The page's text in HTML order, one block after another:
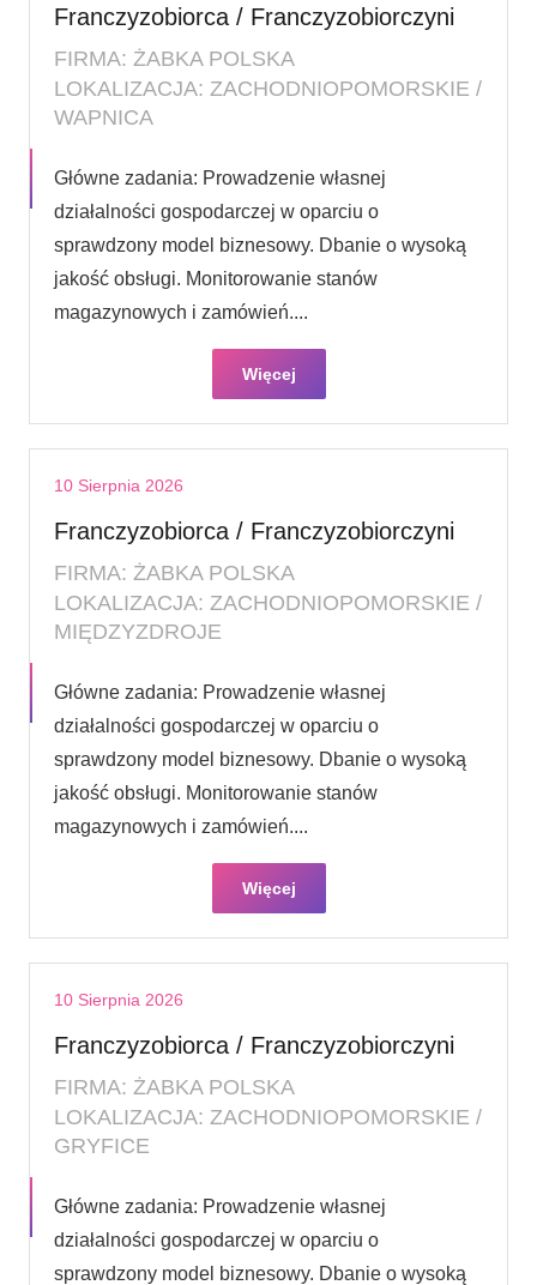
Franczyzobiorca / Franczyzobiorczyni
FIRMA: ŻABKA POLSKA
LOKALIZACJA: ZACHODNIOPOMORSKIE /
WAPNICA
Główne zadania: Prowadzenie własnej
działalności gospodarczej w oparciu o
sprawdzony model biznesowy. Dbanie o wysoką
jakość obsługi. Monitorowanie stanów
magazynowych i zamówień....
Więcej
10 Sierpnia 2026
Franczyzobiorca / Franczyzobiorczyni
FIRMA: ŻABKA POLSKA
LOKALIZACJA: ZACHODNIOPOMORSKIE /
MIĘDZYZDROJE
Główne zadania: Prowadzenie własnej
działalności gospodarczej w oparciu o
sprawdzony model biznesowy. Dbanie o wysoką
jakość obsługi. Monitorowanie stanów
magazynowych i zamówień....
Więcej
10 Sierpnia 2026
Franczyzobiorca / Franczyzobiorczyni
FIRMA: ŻABKA POLSKA
LOKALIZACJA: ZACHODNIOPOMORSKIE /
GRYFICE
Główne zadania: Prowadzenie własnej
działalności gospodarczej w oparciu o
sprawdzony model biznesowy. Dbanie o wysoką